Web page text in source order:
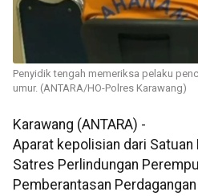
Penyidik tengah memeriksa pelaku
umur. (ANTARA/HO-Polres Karawang)
Karawang (ANTARA) -
Aparat kepolisian dari Satuan
Satres Perlindungan
Pemberantasan